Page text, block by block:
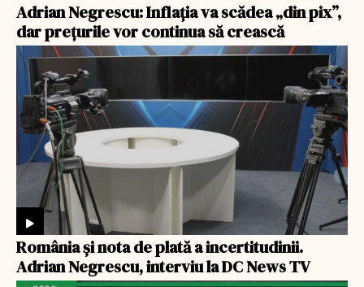
Adrian Negrescu: Inflația va scădea „din pix”,
dar prețurile vor continua să crească
România şi nota de plată a incertitudinii.
Adrian Negrescu, interviu la DC News TV